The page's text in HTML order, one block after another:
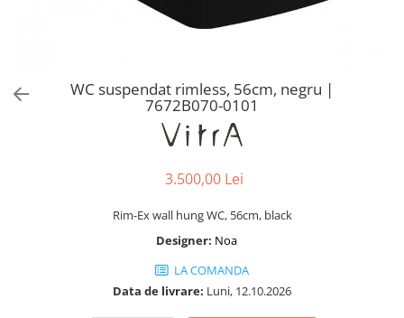
Baterii lavoar montare pe tavan
Robinete de trecere
Robinete masina de spalat
WC suspendat rimless, 56cm, negru |
7672B070-0101
3.500,00 Lei
Rim-Ex wall hung WC, 56cm, black
Designer: Noa
LA COMANDA
Data de livrare: Luni, 12.10.2026